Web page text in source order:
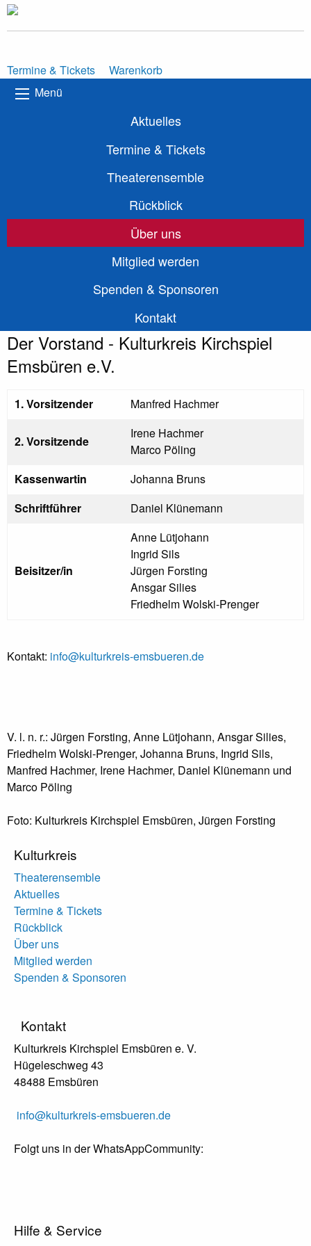
Termine & Tickets
Warenkorb
Menü
Aktuelles
Termine & Tickets
Theaterensemble
Rückblick
Über uns
Mitglied werden
Spenden & Sponsoren
Kontakt
Der Vorstand - Kulturkreis Kirchspiel
Emsbüren e.V.
1. Vorsitzender Manfred Hachmer
2. Vorsitzende
Irene Hachmer
Marco Pöling
Kassenwartin
Johanna Bruns
Schriftführer
Daniel Klünemann
Beisitzer/in
Anne Lütjohann
Ingrid Sils
Jürgen Forsting
Ansgar Silies
Friedhelm Wolski-Prenger
Kontakt: info@kulturkreis-emsbueren.de
V. l. n. r.: Jürgen Forsting, Anne Lütjohann, Ansgar Silies,
Friedhelm Wolski-Prenger, Johanna Bruns, Ingrid Sils,
Manfred Hachmer, Irene Hachmer, Daniel Klünemann und
Marco Pöling
Foto: Kulturkreis Kirchspiel Emsbüren, Jürgen Forsting
Kulturkreis
Theaterensemble
Aktuelles
Termine & Tickets
Rückblick
Über uns
Mitglied werden
Spenden & Sponsoren
Kontakt
Kulturkreis Kirchspiel Emsbüren e. V.
Hügeleschweg 43
48488 Emsbüren
info@kulturkreis-emsbueren.de
Folgt uns in der WhatsAppCommunity:
Hilfe & Service